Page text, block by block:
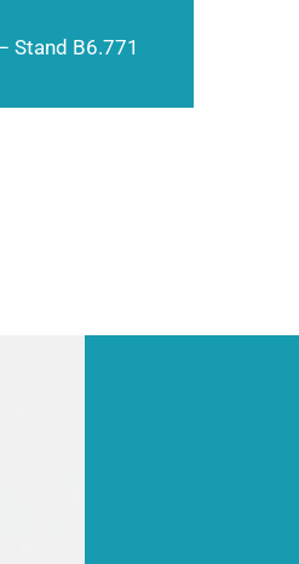
Stand B6.771